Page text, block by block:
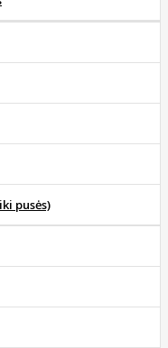
pusės)